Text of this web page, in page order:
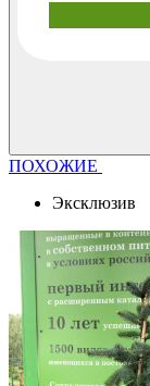
ПОХОЖИЕ
Эксклюзив